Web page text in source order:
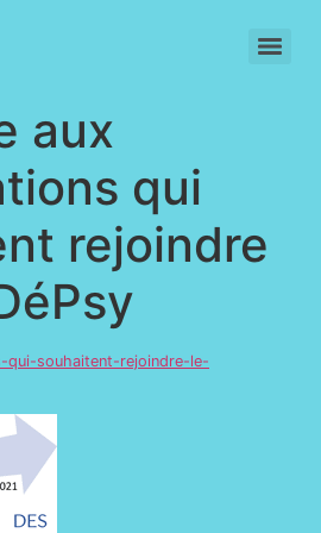
aux
qui
rejoindre
qui-souhaitent-rejoindre-le-